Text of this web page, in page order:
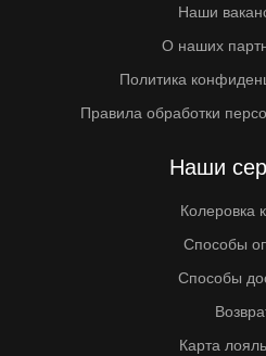
Наши
О наших
Политика
Правила обработки
Наши
Колеровка
Способы
Способы
Карта